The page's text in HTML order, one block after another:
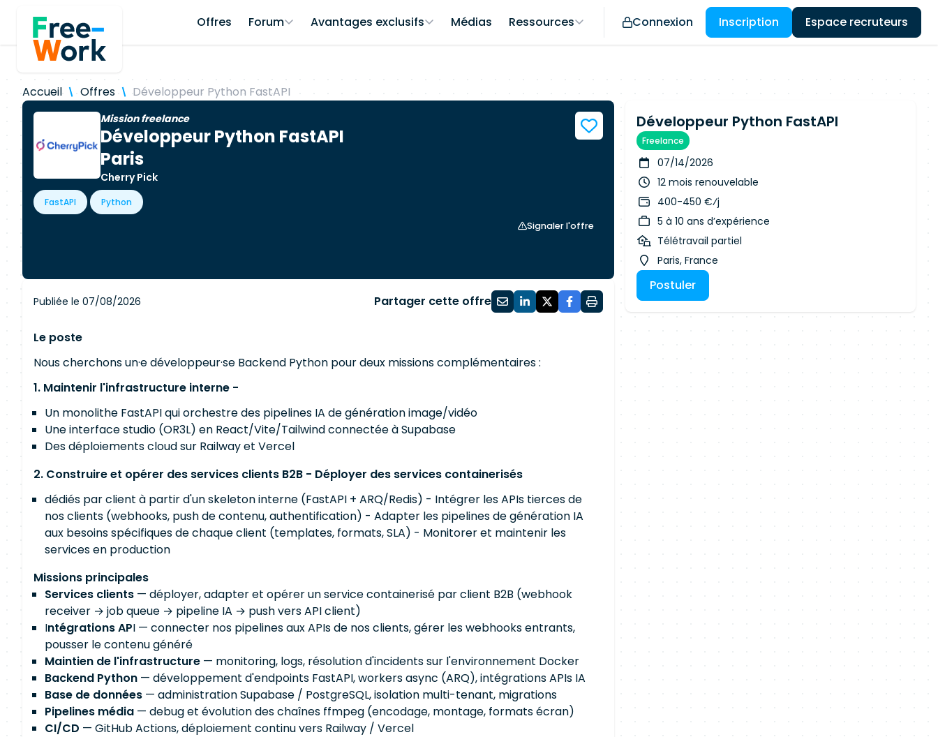
Offres Forum Avantages exclusifs Médias Ressources Connexion Inscription Espace recruteurs
Accueil Offres Développeur Python FastAPI
Mission freelance
Développeur Python FastAPI
Paris
Cherry Pick
FastAPI
Python
Signaler l'offre
Publiée le 07/08/2026 Partager cette offre
Le poste
Nous cherchons un·e développeur·se Backend Python pour deux missions complémentaires :
1. Maintenir l'infrastructure interne -
Un monolithe FastAPI qui orchestre des pipelines IA de génération image/vidéo
Une interface studio (OR3L) en React/Vite/Tailwind connectée à Supabase
Des déploiements cloud sur Railway et Vercel
2. Construire et opérer des services clients B2B - Déployer des services containerisés
dédiés par client à partir d'un skeleton interne (FastAPI + ARQ/Redis) - Intégrer les APIs tierces de
nos clients (webhooks, push de contenu, authentification) - Adapter les pipelines de génération IA
aux besoins spécifiques de chaque client (templates, formats, SLA) - Monitorer et maintenir les
services en production
Missions principales
Services clients — déployer, adapter et opérer un service containerisé par client B2B (webhook
receiver → job queue → pipeline IA → push vers API client)
Intégrations API — connecter nos pipelines aux APIs de nos clients, gérer les webhooks entrants,
pousser le contenu généré
Maintien de l'infrastructure — monitoring, logs, résolution d'incidents sur l'environnement Docker
Backend Python — développement d'endpoints FastAPI, workers async (ARQ), intégrations APIs IA
Base de données — administration Supabase / PostgreSQL, isolation multi-tenant, migrations
Pipelines média — debug et évolution des chaînes ffmpeg (encodage, montage, formats écran)
CI/CD — GitHub Actions, déploiement continu vers Railway / Vercel
Développeur Python FastAPI
Freelance
07/14/2026
12 mois renouvelable
400-450 €⁄j
5 à 10 ans d’expérience
Télétravail partiel
Paris, France
Postuler